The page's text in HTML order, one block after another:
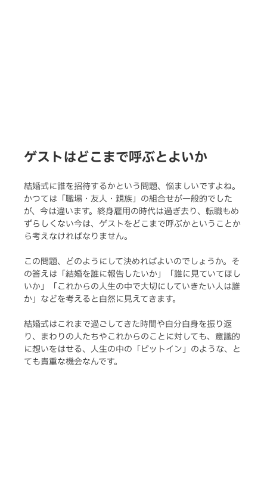
ゲストはどこまで呼ぶとよいか
結婚式に誰を招待するかという問題、悩ましいですよね。
かつては「職場・友人・親族」の組合せが一般的でした
が、今は違います。終身雇用の時代は過ぎ去り、転職もめ
ずらしくない今は、ゲストをどこまで呼ぶかということか
ら考えなければなりません。
この問題、どのようにして決めればよいのでしょうか。そ
の答えは「結婚を誰に報告したいか」「誰に見ていてほし
いか」「これからの人生の中で大切にしていきたい人は誰
か」などを考えると自然に見えてきます。
結婚式はこれまで過ごしてきた時間や自分自身を振り返
り、まわりの人たちやこれからのことに対しても、意識的
に想いをはせる、人生の中の「ピットイン」のような、と
ても貴重な機会なんです。